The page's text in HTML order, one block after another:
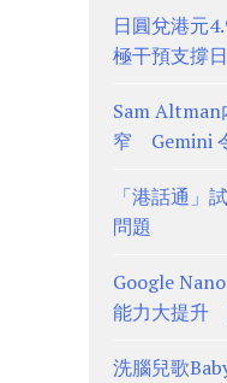
日圓兌港元
極干預支撐
Sam Altman
窄 Gemini
「港話通
問題
Google
能力大提升
洗腦兒歌